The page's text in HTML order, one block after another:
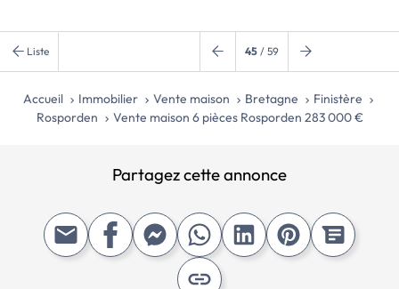
Liste 45 / 59
Accueil Immobilier Vente maison Bretagne
Finistère
Rosporden
Vente maison 6 pièces Rosporden 283 000 €
Partagez cette annonce